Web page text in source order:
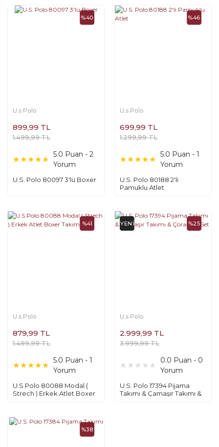
U.s Polo
%40
899,99 TL
1.499,99 TL
5.0 Puan - 2
Yorum
U.S. Polo 80097 3'lü Boxer
U.s Polo
%46
699,99 TL
1.299,99 TL
5.0 Puan - 1
Yorum
U.S. Polo 80188 2'li
Pamuklu Atlet
U.s Polo
%41
879,99 TL
1.499,99 TL
5.0 Puan - 1
Yorum
U.S.Polo 80088 Modal (
Strech ) Erkek Atlet Boxer
YENİ
U.s Polo
%25
2.999,99 TL
3.999,99 TL
0.0 Puan - 0
Yorum
U.S. Polo 17394 Pijama
Takımı & Çamaşır Takımı &
%38